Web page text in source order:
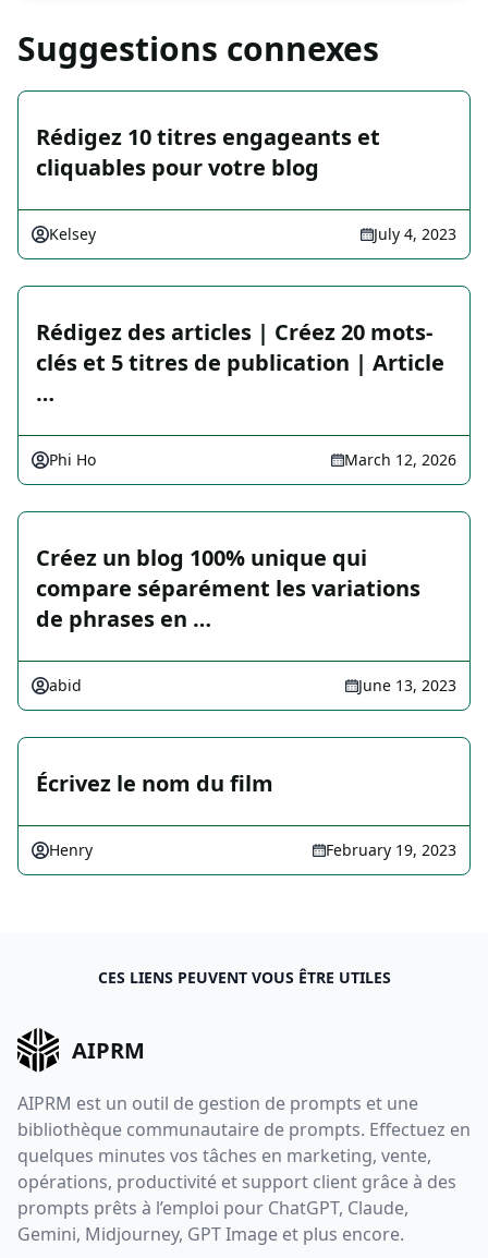
Suggestions connexes
Rédigez 10 titres engageants et
cliquables pour votre blog
Kelsey July 4, 2023
Rédigez des articles | Créez 20 mots-
clés et 5 titres de publication | Article
…
Phi Ho March 12, 2026
Créez un blog 100% unique qui
compare séparément les variations
de phrases en …
abid June 13, 2023
Écrivez le nom du film
Henry February 19, 2023
CES LIENS PEUVENT VOUS ÊTRE UTILES
AIPRM
AIPRM est un outil de gestion de prompts et une
bibliothèque communautaire de prompts. Effectuez en
quelques minutes vos tâches en marketing, vente,
opérations, productivité et support client grâce à des
prompts prêts à l’emploi pour ChatGPT, Claude,
Gemini, Midjourney, GPT Image et plus encore.